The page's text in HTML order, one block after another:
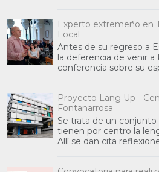
Experto extremeño en
Local
Antes de su regreso a
la deferencia de venir a
conferencia sobre su
Proyecto Lang Up -
Fontanarrosa
Se trata de un
tienen por centro la
Allí se dan cita